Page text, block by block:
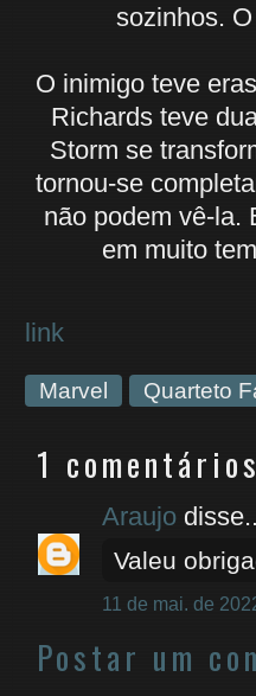
sozinhos.
O inimigo teve
Richards teve
Storm se
tornou-se
não podem vê-la.
em muito
link
Marvel Quarteto
1
Araujo
Valeu
11 de mai. de
Postar um